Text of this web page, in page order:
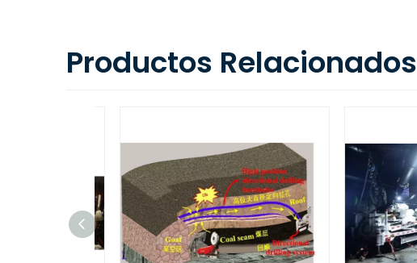
Productos Relacionados